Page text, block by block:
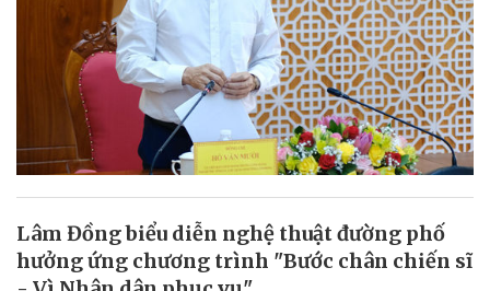
Lâm Đồng biểu diễn nghệ thuật đường phố
hưởng ứng chương trình "Bước chân chiến sĩ